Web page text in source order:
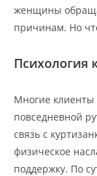
женщины
причинам. Но
Психология
Многие клиенты
повседневной
связь с
физическое
поддержку. По